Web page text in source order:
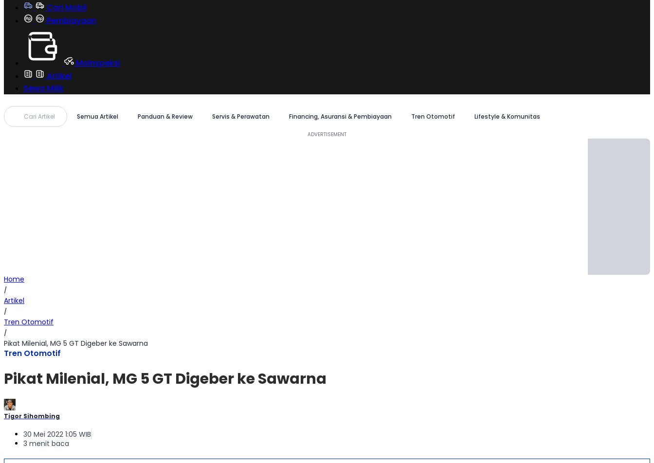
Cari Mobil
Pembiayaan
MoInspeksi
Artikel
Sewa Milik
Cari Artikel Semua Artikel Panduan & Review Servis & Perawatan Financing, Asuransi & Pembiayaan Tren Otomotif Lifestyle & Komunitas
Home
/
Artikel
/
Tren Otomotif
/
Pikat Milenial, MG 5 GT Digeber ke Sawarna
Tren Otomotif
Pikat Milenial, MG 5 GT Digeber ke Sawarna
Tigor Sihombing
30 Mei 2022 1:05 WIB
3 menit baca